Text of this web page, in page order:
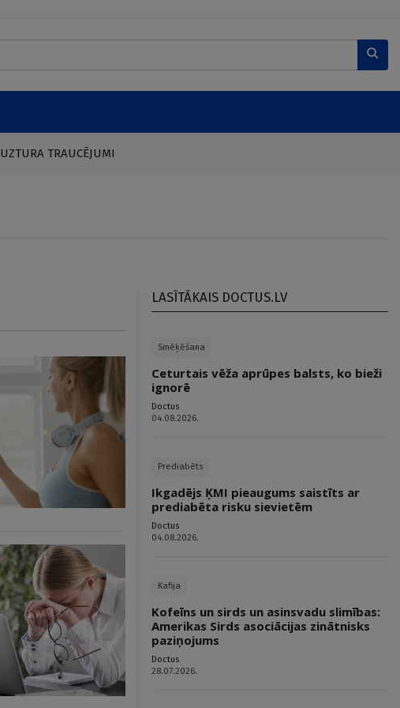
UZTURA TRAUCĒJUMI
LASĪTĀKAIS DOCTUS.LV
Smēķēšana
Ceturtais vēža aprūpes balsts, ko bieži
ignorē
Doctus
04.08.2026.
Prediabēts
Ikgadējs ĶMI pieaugums saistīts ar
prediabēta risku sievietēm
Doctus
04.08.2026.
Kafija
Kofeīns un sirds un asinsvadu slimības:
Amerikas Sirds asociācijas zinātnisks
paziņojums
Doctus
28.07.2026.